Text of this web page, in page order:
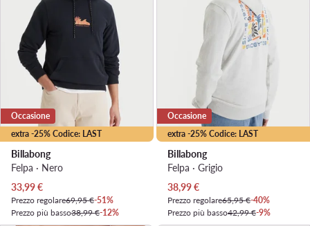
extra -25% Codice: LAST
Occasione
Billabong
Felpa · Nero
Prezzo attuale
33,99€
Prezzo regolare69,95 €-51%
Prezzo più basso38,99 €-12%
extra -25% Codice: LAST
Occasione
Billabong
Felpa · Grigio
Prezzo attuale
38,99€
Prezzo regolare65,95 €-40%
Prezzo più basso42,99 €-9%